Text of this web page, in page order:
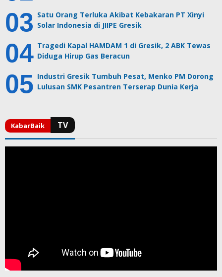
Satu Orang Terluka Akibat Kebakaran PT Xinyi
Solar Indonesia di JIIPE Gresik
Tragedi Kapal HAMDAM 1 di Gresik, 2 ABK Tewas
Diduga Hirup Gas Beracun
Industri Gresik Tumbuh Pesat, Menko PM Dorong
Lulusan SMK Pesantren Terserap Dunia Kerja